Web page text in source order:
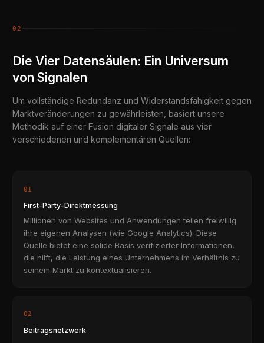
02
Die Vier Datensäulen: Ein Universum
von Signalen
Um vollständige Redundanz und Widerstandsfähigkeit gegen
Marktveränderungen zu gewährleisten, basiert unsere
Methodik auf einer Fusion digitaler Signale aus vier
verschiedenen und komplementären Quellen:
01
First-Party-Direktmessung
Millionen von Websites und Anwendungen teilen freiwillig
ihre eigenen Analysen (wie Google Analytics). Diese
Quelle bietet eine solide Basis verifizierter Informationen,
die hilft, die Leistung eines Unternehmens im Verhältnis zu
seinem Markt zu kontextualisieren.
02
Beitragsnetzwerk